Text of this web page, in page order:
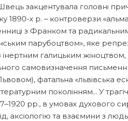
закцентувала головні
1890-х р. ‒ контроверзи
з Франком та
парубоцтвом», яке
галицьким жіноцтвом,
самовизначення
фатальна «львівська
поколінням... У
рр., в умовах духового
аксіологію та взаємини з